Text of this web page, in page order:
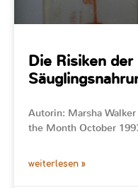
Die Risiken
Autorin: Marsha
the Month October
weiterlesen »